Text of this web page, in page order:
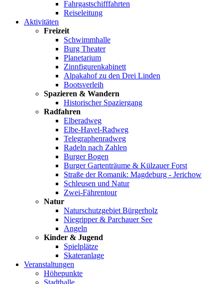
Fahrgastschifffahrten
Reiseleitung
Aktivitäten
Freizeit
Schwimmhalle
Burg Theater
Planetarium
Zinnfigurenkabinett
Alpakahof zu den Drei Linden
Bootsverleih
Spazieren & Wandern
Historischer Spaziergang
Radfahren
Elberadweg
Elbe-Havel-Radweg
Telegraphenradweg
Radeln nach Zahlen
Burger Bogen
Burger Gartenträume & Külzauer Forst
Straße der Romanik: Magdeburg - Jerichow
Schleusen und Natur
Zwei-Fährentour
Natur
Naturschutzgebiet Bürgerholz
Niegripper & Parchauer See
Angeln
Kinder & Jugend
Spielplätze
Skateranlage
Veranstaltungen
Höhepunkte
Stadthalle